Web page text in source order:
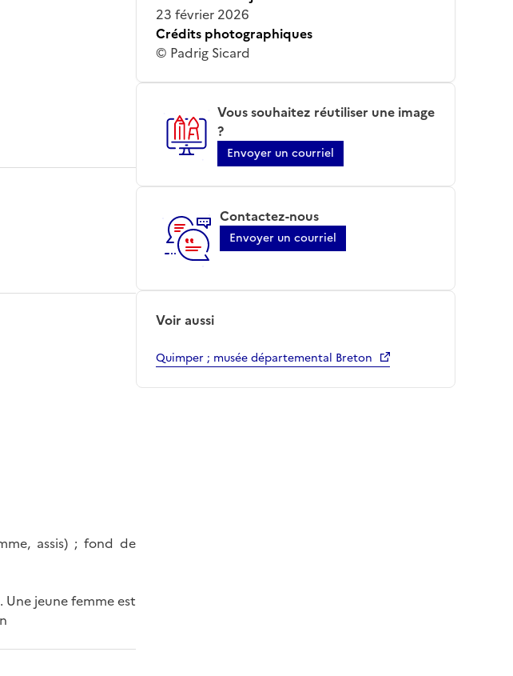
assis) ; fond de
jeune femme est
23 février 2026
Crédits photographiques
© Padrig Sicard
Vous souhaitez réutiliser une image
?
Envoyer un courriel
Contactez-nous
Envoyer un courriel
Voir aussi
Quimper ; musée départemental Breton